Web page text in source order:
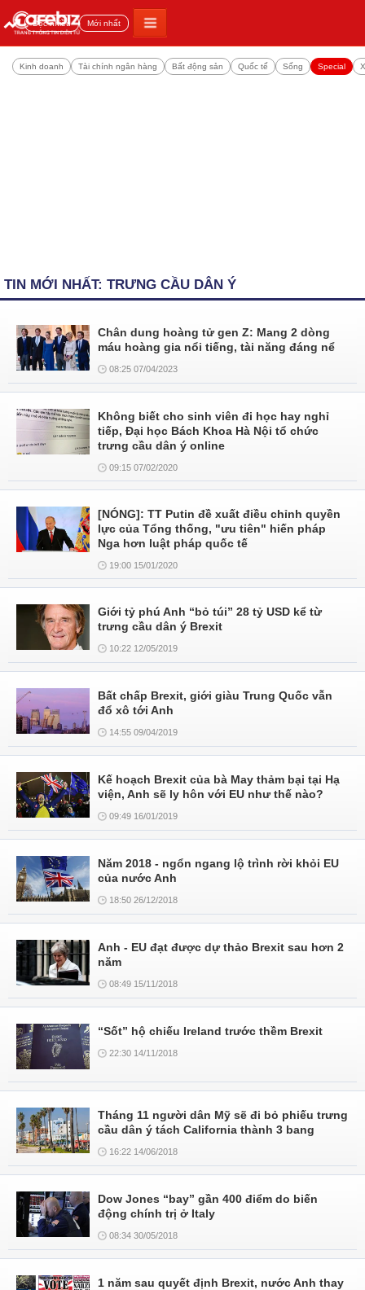
Đọc nhiều Mới nhất
Kinh doanh Tài chính ngân hàng Bất động sản Quốc tế Sống Special
TIN MỚI NHẤT: TRƯNG CẦU DÂN Ý
Chân dung hoàng tử gen Z: Mang 2 dòng
máu hoàng gia nổi tiếng, tài năng đáng nể
08:25 07/04/2023
Không biết cho sinh viên đi học hay nghỉ
tiếp, Đại học Bách Khoa Hà Nội tổ chức
trưng cầu dân ý online
09:15 07/02/2020
[NÓNG]: TT Putin đề xuất điều chỉnh quyền
lực của Tổng thống, "ưu tiên" hiến pháp
Nga hơn luật pháp quốc tế
19:00 15/01/2020
Giới tỷ phú Anh “bỏ túi” 28 tỷ USD kể từ
trưng cầu dân ý Brexit
10:22 12/05/2019
Bất chấp Brexit, giới giàu Trung Quốc vẫn
đổ xô tới Anh
14:55 09/04/2019
Kế hoạch Brexit của bà May thảm bại tại Hạ
viện, Anh sẽ ly hôn với EU như thế nào?
09:49 16/01/2019
Năm 2018 - ngổn ngang lộ trình rời khỏi EU
của nước Anh
18:50 26/12/2018
Anh - EU đạt được dự thảo Brexit sau hơn 2
năm
08:49 15/11/2018
“Sốt” hộ chiếu Ireland trước thềm Brexit
22:30 14/11/2018
Tháng 11 người dân Mỹ sẽ đi bỏ phiếu trưng
cầu dân ý tách California thành 3 bang
16:22 14/06/2018
Dow Jones “bay” gần 400 điểm do biến
động chính trị ở Italy
08:34 30/05/2018
1 năm sau quyết định Brexit, nước Anh thay